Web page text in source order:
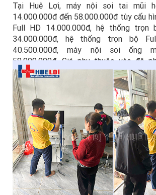
Tại Huê Lợi, máy nội soi tai mũi
14.000.000đ đến 58.000.000đ tùy cấu
Full HD 14.000.000đ, hệ thống trọn
34.000.000đ, hệ thống trọn bộ
40.500.000đ, máy nội soi ống
58.000.000đ. Giá phụ thuộc vào độ
công suất nguồn sáng, kích thước màn
optic đi kèm.